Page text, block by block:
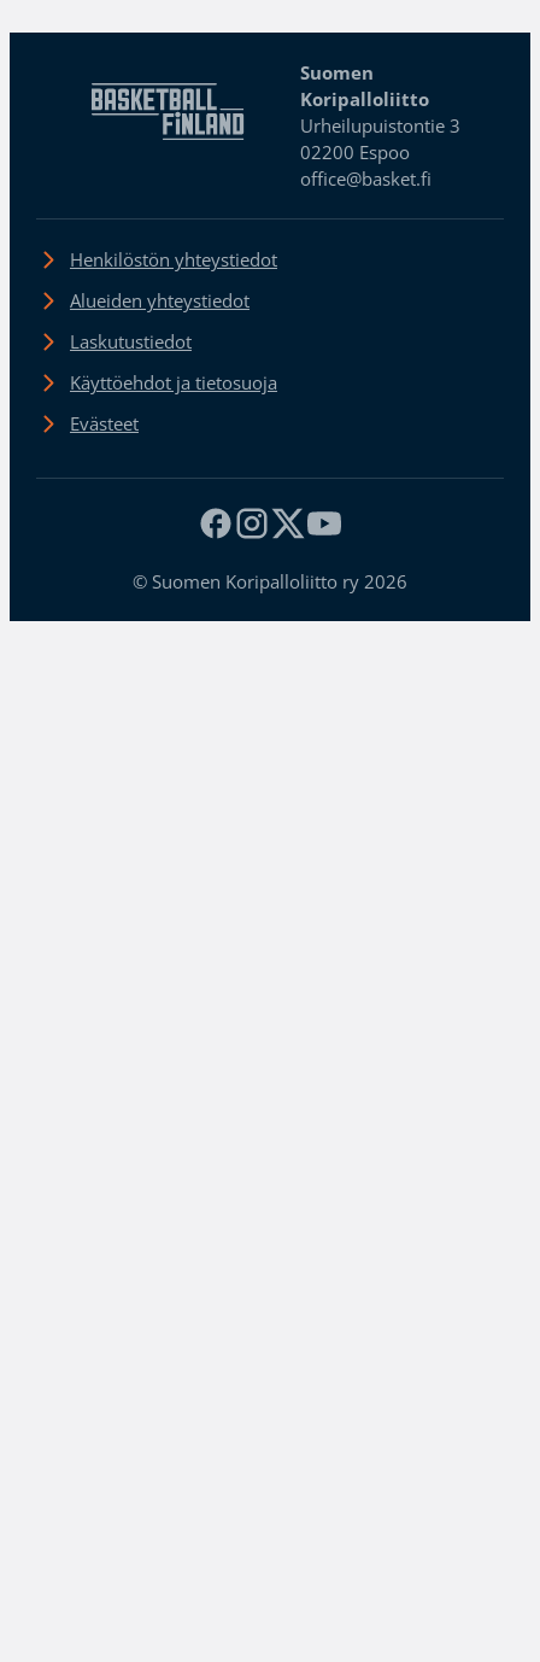
Suomen
Koripalloliitto
Urheilupuistontie 3
02200 Espoo
office@basket.fi
Henkilöstön yhteystiedot
Alueiden yhteystiedot
Laskutustiedot
Käyttöehdot ja tietosuoja
Evästeet
© Suomen Koripalloliitto ry 2026